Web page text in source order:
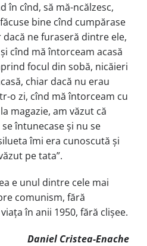
în cînd, să mă-ncălzesc,
bine cînd cumpărase
ne furaseră dintre ele,
cînd mă întorceam acasă
focul din sobă, nicăieri
chiar dacă nu erau
o zi, cînd mă întorceam cu
magazie, am văzut că
întunecase şi nu se
îmi era cunoscută şi
pe tata”.
e unul dintre cele mai
comunism, fără
în anii 1950, fără clişee.
Daniel Cristea-Enache